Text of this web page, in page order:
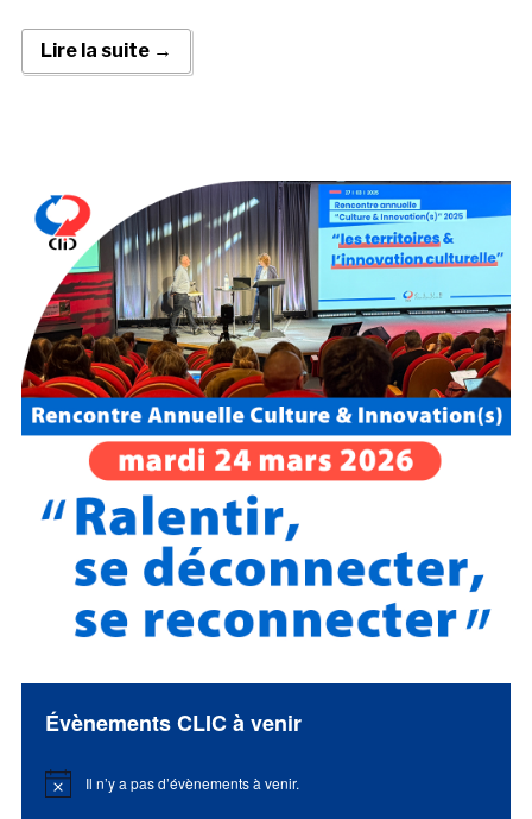
Lire la suite →
Évènements CLIC à venir
Notice Il n’y a pas d’évènements à venir.